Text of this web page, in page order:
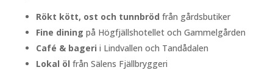
Rökt kött, ost och tunnbröd från gårdsbutiker
Fine dining på Högfjällshotellet och Gammelgården
Café & bageri i Lindvallen och Tandådalen
Lokal öl från Sälens Fjällbryggeri